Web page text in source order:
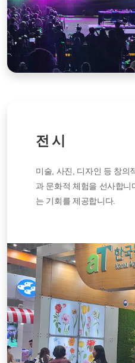
전 시
미술, 사진, 디자인 등 창의
과 문화적 체험을 선사합니
는 기회를 제공합니다.